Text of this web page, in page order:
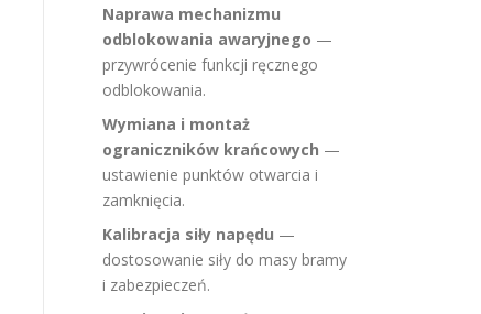
Naprawa mechanizmu
odblokowania awaryjnego —
przywrócenie funkcji ręcznego
odblokowania.
Wymiana i montaż
ograniczników krańcowych —
ustawienie punktów otwarcia i
zamknięcia.
Kalibracja siły napędu —
dostosowanie siły do masy bramy
i zabezpieczeń.